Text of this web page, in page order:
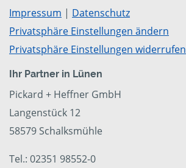
Impressum | Datenschutz
Privatsphäre Einstellungen ändern
Privatsphäre Einstellungen widerrufen
Ihr Partner in Lünen
Pickard + Heffner GmbH
Langenstück 12
58579 Schalksmühle
Tel.: 02351 98552-0